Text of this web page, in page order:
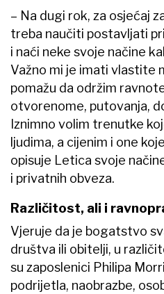
– Na dugi rok, za osjećaj
treba naučiti postavljati
i naći neke svoje načine
Važno mi je imati vlastite
pomažu da održim
otvorenome, putovanja,
Iznimno volim trenutke
ljudima, a cijenim i one
opisuje Letica svoje
i privatnih obveza.
Različitost, ali i
Vjeruje da je bogatstvo
društva ili obitelji, u
su zaposlenici Philipa
podrijetla, naobrazbe,